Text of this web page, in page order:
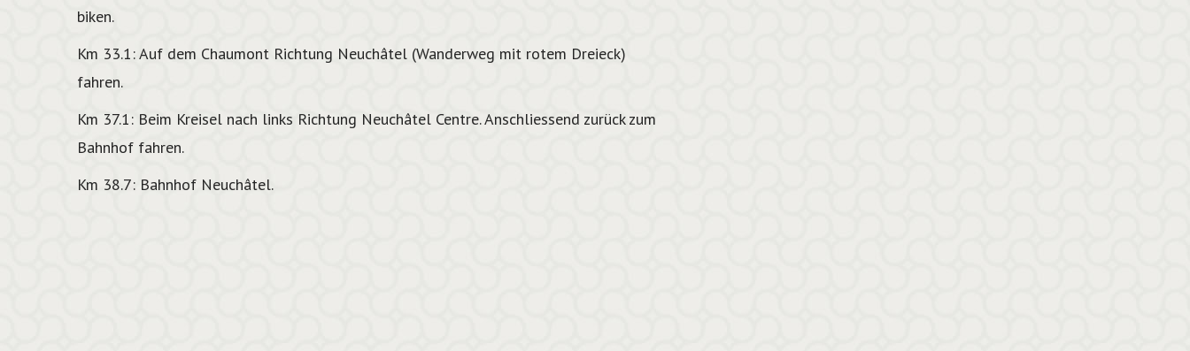
biken.
Km 33.1: Auf dem Chaumont Richtung Neuchâtel (Wanderweg mit rotem Dreieck)
fahren.
Km 37.1: Beim Kreisel nach links Richtung Neuchâtel Centre. Anschliessend zurück zum
Bahnhof fahren.
Km 38.7: Bahnhof Neuchâtel.